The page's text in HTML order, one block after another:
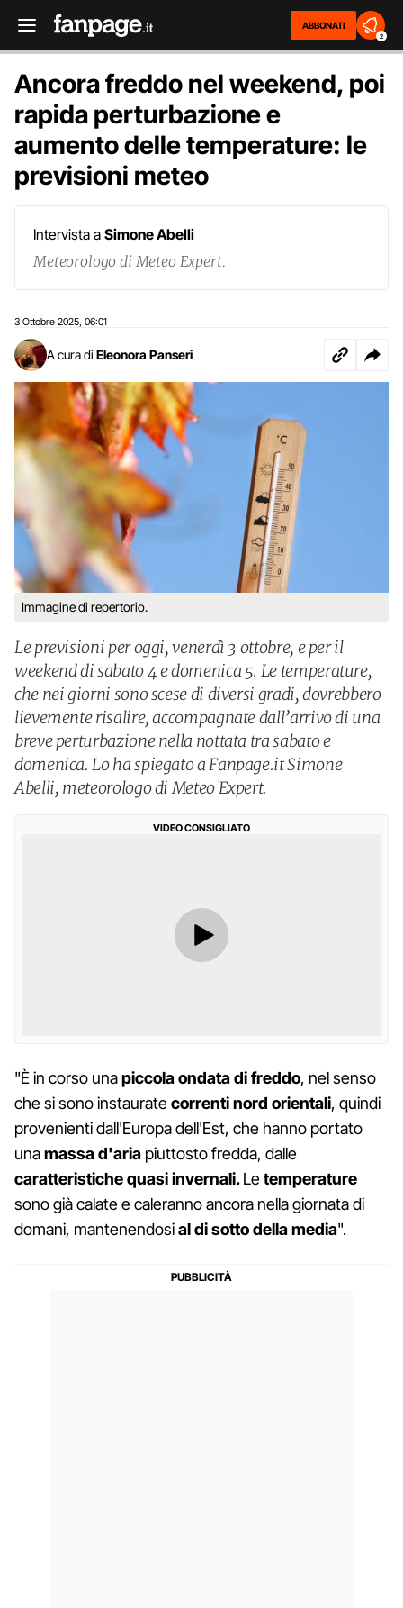
ABBONATI
2
Ancora freddo nel weekend, poi
rapida perturbazione e
aumento delle temperature: le
previsioni meteo
Intervista a Simone Abelli
Meteorologo di Meteo Expert.
3 Ottobre 2025 06:01
A cura di Eleonora Panseri
Immagine di repertorio.
Le previsioni per oggi, venerdì 3 ottobre, e per il
weekend di sabato 4 e domenica 5. Le temperature,
che nei giorni sono scese di diversi gradi, dovrebbero
lievemente risalire, accompagnate dall’arrivo di una
breve perturbazione nella nottata tra sabato e
domenica. Lo ha spiegato a Fanpage.it Simone
Abelli, meteorologo di Meteo Expert.
VIDEO CONSIGLIATO
"È in corso unapiccola ondata di freddo, nel senso
che si sono instauratecorrenti nord orientali, quindi
provenienti dall'Europa dell'Est, che hanno portato
unamassa d'aria piuttosto fredda, dalle
caratteristiche quasi invernali.Letemperature
sono già calate e caleranno ancora nella giornata di
domani, mantenendosial di sotto della media".